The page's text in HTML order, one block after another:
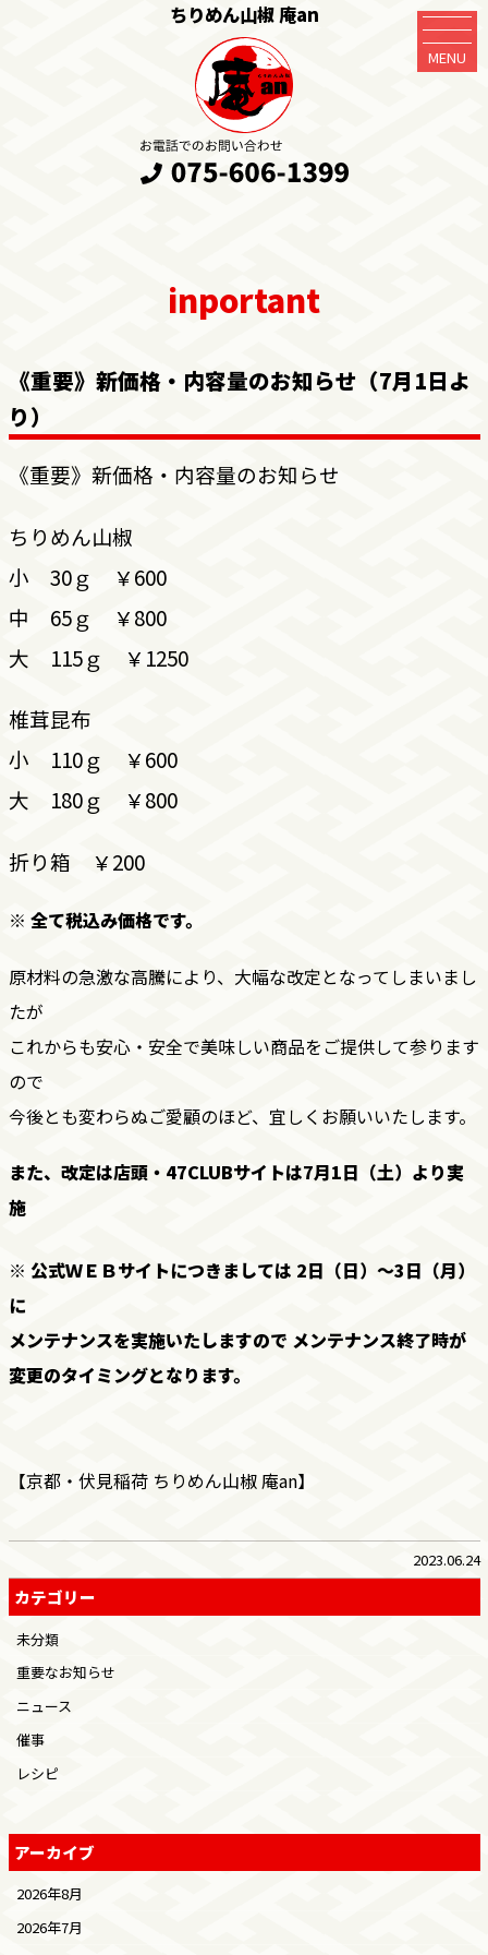
MENU
ちりめん山椒 庵an
《重要》新価格・内容量のお知らせ（7月1日よ
り）
《重要》新価格・内容量のお知らせ
ちりめん山椒
小 30ｇ ￥600
中 65ｇ ￥800
大 115ｇ ￥1250
椎茸昆布
小 110ｇ ￥600
大 180ｇ ￥800
折り箱 ￥200
※ 全て税込み価格です。
原材料の急激な高騰により、大幅な改定となってしまいまし
たが
これからも安心・安全で美味しい商品をご提供して参ります
ので
今後とも変わらぬご愛顧のほど、宜しくお願いいたします。
また、改定は店頭・47CLUBサイトは7月1日（土）より実
施
※ 公式ＷＥＢサイトにつきましては 2日（日）〜3日（月）
に
メンテナンスを実施いたしますので メンテナンス終了時が
変更のタイミングとなります。
【京都・伏見稲荷 ちりめん山椒 庵an】
2023.06.24
カテゴリー
未分類
重要なお知らせ
ニュース
催事
レシピ
アーカイブ
2026年8月
2026年7月